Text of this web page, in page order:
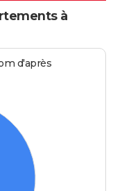
à
d'après